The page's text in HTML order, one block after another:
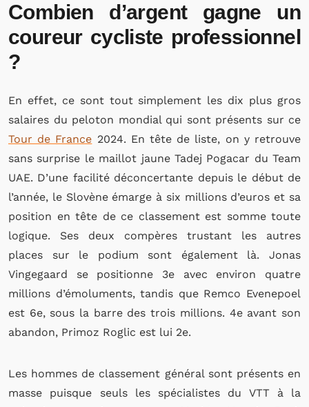
Combien d’argent gagne un
coureur cycliste professionnel
?
En effet, ce sont tout simplement les dix plus gros
salaires du peloton mondial qui sont présents sur ce
Tour de France 2024. En tête de liste, on y retrouve
sans surprise le maillot jaune Tadej Pogacar du Team
UAE. D’une facilité déconcertante depuis le début de
l’année, le Slovène émarge à six millions d’euros et sa
position en tête de ce classement est somme toute
logique. Ses deux compères trustant les autres
places sur le podium sont également là. Jonas
Vingegaard se positionne 3e avec environ quatre
millions d’émoluments, tandis que Remco Evenepoel
est 6e, sous la barre des trois millions. 4e avant son
abandon, Primoz Roglic est lui 2e.
Les hommes de classement général sont présents en
masse puisque seuls les spécialistes du VTT à la